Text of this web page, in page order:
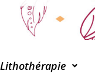
Lithothérapie